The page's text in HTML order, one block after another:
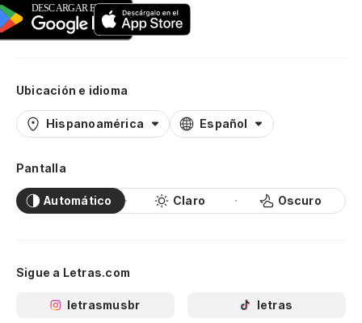
Ubicación e idioma
Hispanoamérica Español
Pantalla
Automático Claro Oscuro
Sigue a Letras.com
letrasmusbr letras